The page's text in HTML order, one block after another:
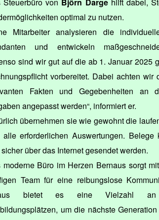
optimal zu nutzen.
Mitarbeiter analysieren die
und entwickeln
sind wir gut auf die ab 1. Januar 2025
vorbereitet. Dabei achten wir
Fakten und Gegebenheiten an
angepasst werden“, informiert er.
übernehmen sie wie gewohnt die
alle erforderlichen Auswertungen. Belege
über das Internet gesendet werden.
moderne Büro im Herzen Bernaus sorgt
Team für eine reibungslose
bietet es eine Vielzahl an
um die nächste